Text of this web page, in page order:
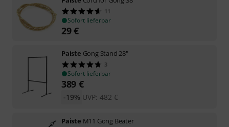
11
Sofort lieferbar
29€
Paiste Gong Stand 28"
3
Sofort lieferbar
389 €
UVP: 482 €
-19%
Paiste M11 Gong Beater